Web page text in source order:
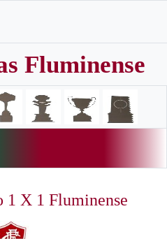
Fluminense
1 X 1 Fluminense